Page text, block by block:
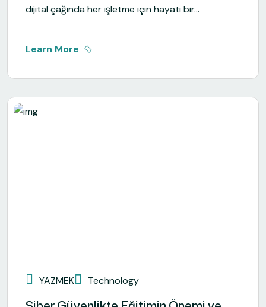
dijital çağında her işletme için hayati bir...
Learn More
YAZMEK Technology